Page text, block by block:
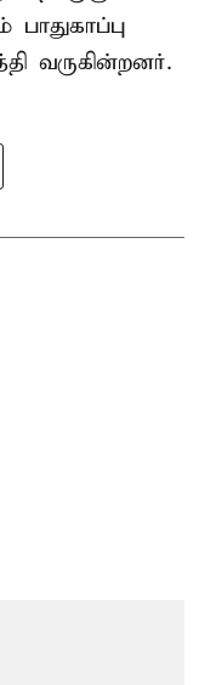
வருகின்றனர்.